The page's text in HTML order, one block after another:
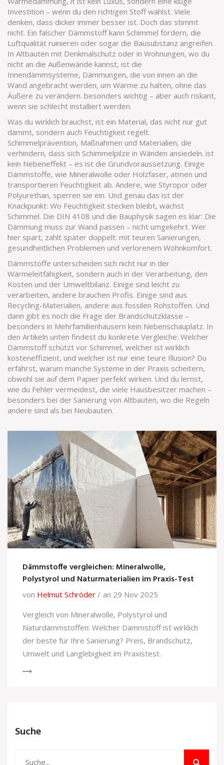
Investition – wenn du den richtigen Stoff wählst. Viele
denken, dass dicker immer besser ist. Doch das stimmt
nicht. Ein falscher Dämmstoff kann Schimmel fördern, die
Luftqualität ruinieren oder sogar die Bausubstanz angreifen.
In Altbauten mit Denkmalschutz oder in Wohnungen, wo du
nicht an die Außenwände kannst, ist die
Innendämmsysteme, Dämmungen, die von innen an die
Wand angebracht werden, um Wärme zu halten, ohne das
Äußere zu verändern. besonders wichtig – aber auch riskant,
wenn sie schlecht installiert werden.
Was du wirklich brauchst, ist ein Material, das nicht nur gut
dämmt, sondern auch Feuchtigkeit regelt.
Schimmelprävention, Maßnahmen und Materialien, die
verhindern, dass sich Schimmelpilze in Wänden ansiedeln. ist
kein Nebeneffekt – es ist die Grundvoraussetzung. Einige
Dämmstoffe, wie Mineralwolle oder Holzfaser, atmen und
transportieren Feuchtigkeit ab. Andere, wie Styropor oder
Polyurethan, sperren sie ein. Und genau das ist der
Knackpunkt: Wo Feuchtigkeit stecken bleibt, wächst
Schimmel. Die DIN 4108 und die Bauphysik sagen es klar: Die
Dämmung muss zur Wand passen – nicht umgekehrt. Wer
hier spart, zahlt später doppelt: mit teuren Sanierungen,
gesundheitlichen Problemen und verlorenem Wohnkomfort.
Dämmstoffe unterscheiden sich nicht nur in der
Wärmeleitfähigkeit, sondern auch in der Verarbeitung, den
Kosten und der Umweltbilanz. Einige sind leicht zu
verarbeiten, andere brauchen Profis. Einige sind aus
Recycling-Materialien, andere aus fossilen Rohstoffen. Und
dann gibt es noch die Frage der Brandschutzklasse –
besonders in Mehrfamilienhäusern kein Nebenschauplatz. In
den Artikeln unten findest du konkrete Vergleiche: Welcher
Dämmstoff schützt vor Schimmel, welcher ist wirklich
kosteneffizient, und welcher ist nur eine teure Illusion? Du
erfährst, warum manche Systeme in der Praxis scheitern,
obwohl sie auf dem Papier perfekt wirken. Und du lernst,
wie du Fehler vermeidest, die viele Hausbesitzer machen –
besonders bei der Sanierung von Altbauten, wo die Regeln
andere sind als bei Neubauten.
Dämmstoffe vergleichen: Mineralwolle,
Polystyrol und Naturmaterialien im Praxis-Test
von Helmut Schröder
an 29 Nov 2025
Vergleich von Mineralwolle, Polystyrol und
Naturdämmstoffen: Welcher Dämmstoff ist wirklich
der beste für Ihre Sanierung? Preis, Brandschutz,
Umwelt und Langlebigkeit im Praxistest.
Suche